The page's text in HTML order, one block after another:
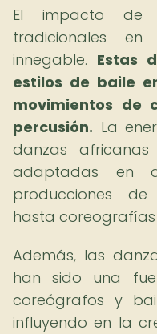
El impacto de
tradicionales
innegable. Estas
estilos de baile
movimientos de
percusión. La
danzas
adaptadas en
producciones
hasta
Además, las
han sido una
coreógrafos y
influyendo en la